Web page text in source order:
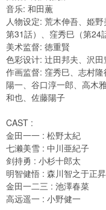
音乐: 和田薫
人物设定: 荒木伸吾、姫
第31話）、窪秀巳（第24
美术监督: 徳重賢
色彩设计: 辻田邦夫、沢田
作画监督: 窪秀巳、志村
陽一、谷口淳一郎、高木
和也、佐藤陽子
CAST :
金田一一 : 松野太紀
七濑美雪 : 中川亜紀子
剑持勇 : 小杉十郎太
明智健悟 : 森川智之于正昇
金田一二三 : 池澤春菜
高远遥一 : 小野健一